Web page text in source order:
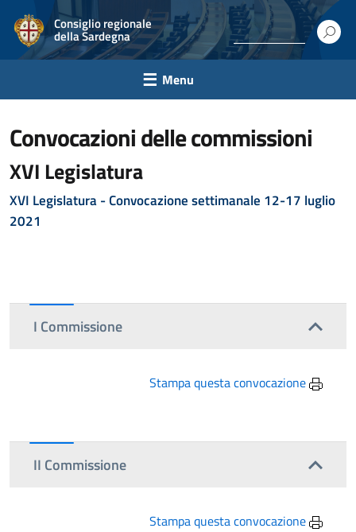
Consiglio regionale
della Sardegna
Menu
convocazioni delle commissioni
XVI Legislatura
XVI Legislatura - Convocazione settimanale 12-17 luglio
2021
I Commissione
Stampa questa convocazione
II Commissione
Stampa questa convocazione